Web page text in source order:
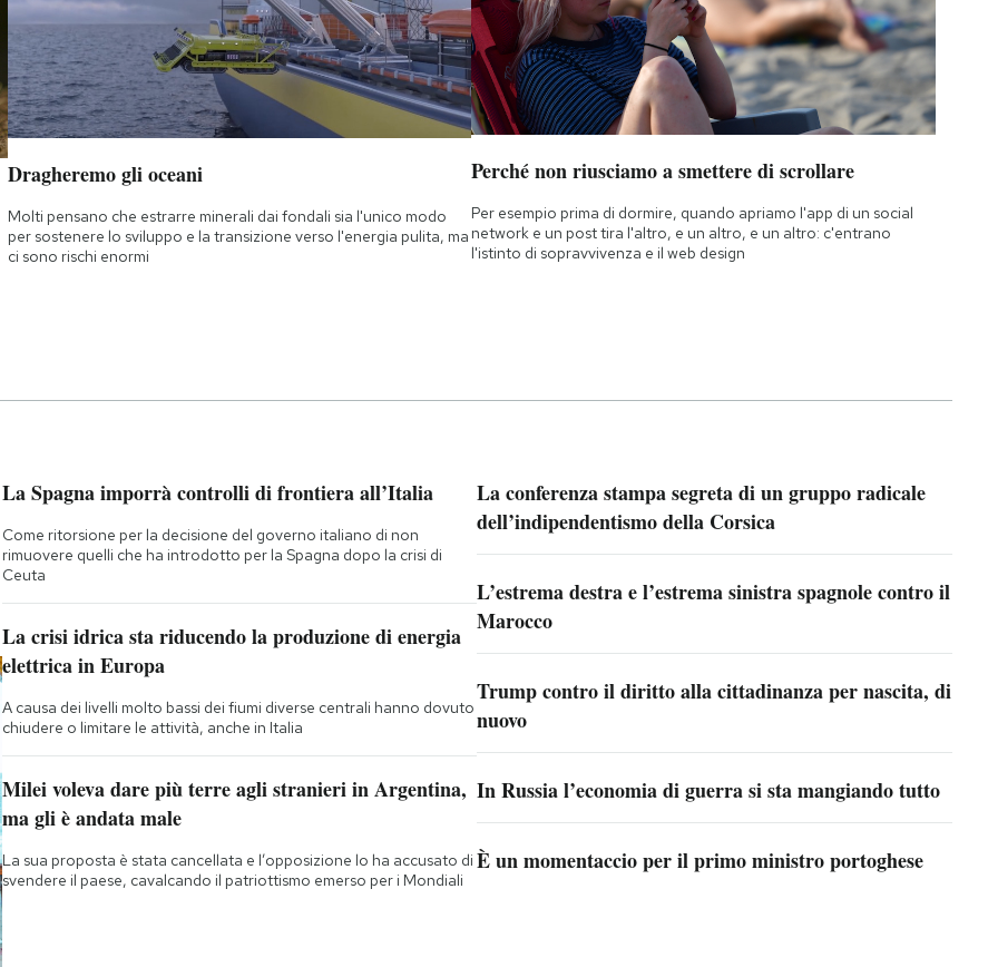
Dragheremo gli oceani
Molti pensano che estrarre minerali dai fondali sia l'unico modo
per sostenere lo sviluppo e la transizione verso l'energia pulita, ma
ci sono rischi enormi
Perché non riusciamo a smettere di scrollare
Per esempio prima di dormire, quando apriamo l'app di un social
network e un post tira l'altro, e un altro, e un altro: c'entrano
l'istinto di sopravvivenza e il web design
La Spagna imporrà controlli di frontiera all’Italia
Come ritorsione per la decisione del governo italiano di non
rimuovere quelli che ha introdotto per la Spagna dopo la crisi di
Ceuta
La crisi idrica sta riducendo la produzione di energia
elettrica in Europa
A causa dei livelli molto bassi dei fiumi diverse centrali hanno dovuto
chiudere o limitare le attività, anche in Italia
Milei voleva dare più terre agli stranieri in Argentina,
ma gli è andata male
La sua proposta è stata cancellata e l’opposizione lo ha accusato di
svendere il paese, cavalcando il patriottismo emerso per i Mondiali
La conferenza stampa segreta di un gruppo radicale
dell’indipendentismo della Corsica
L’estrema destra e l’estrema sinistra spagnole contro il
Marocco
Trump contro il diritto alla cittadinanza per nascita, di
nuovo
In Russia l’economia di guerra si sta mangiando tutto
È un momentaccio per il primo ministro portoghese